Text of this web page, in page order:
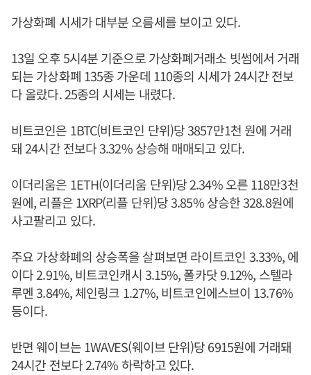
가상화폐 시세가 대부분 오름세를 보이고 있다.
13일 오후 5시4분 기준으로 가상화폐거래소 빗썸에서 거래
되는 가상화폐 135종 가운데 110종의 시세가 24시간 전보
다 올랐다. 25종의 시세는 내렸다.
비트코인은 1BTC(비트코인 단위)당 3857만1천 원에 거래
돼 24시간 전보다 3.32% 상승해 매매되고 있다.
이더리움은 1ETH(이더리움 단위)당 2.34% 오른 118만3천
원에, 리플은 1XRP(리플 단위)당 3.85% 상승한 328.8원에
사고팔리고 있다.
주요 가상화폐의 상승폭을 살펴보면 라이트코인 3.33%, 에
이다 2.91%, 비트코인캐시 3.15%, 폴카닷 9.12%, 스텔라
루멘 3.84%, 체인링크 1.27%, 비트코인에스브이 13.76%
등이다.
반면 웨이브는 1WAVES(웨이브 단위)당 6915원에 거래돼
24시간 전보다 2.74% 하락하고 있다.